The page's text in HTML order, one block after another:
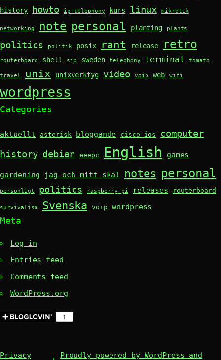
history howto ip-telephony kurs linux mikrotik
networking note personal planting plants
politics politik posix rant release retro
routerboard shell sip sweden telephony terminal tomato
travel unix unixverktyg video voip web wifi
wordpress
Categories
aktuellt asterisk bloggande cisco ios
computer
history debian eeepc English games
gardening jag och mitt skal notes personal
personligt politics raspberry pi releases routerboard
survivalism Svenska voip wordpress
Meta
Log in
Entries feed
Comments feed
WordPress.org
Privacy Proudly powered by WordPress and